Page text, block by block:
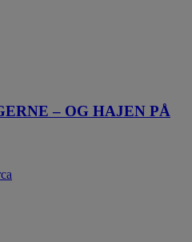
– OG HAJEN PÅ